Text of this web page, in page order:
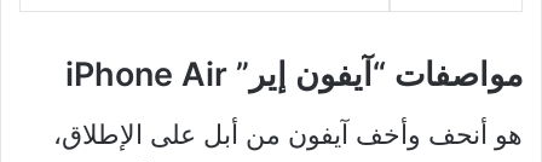
مواصفات “آيفون إير” iPhone Air
هو أنحف وأخف آيفون من أبل على الإطلاق،